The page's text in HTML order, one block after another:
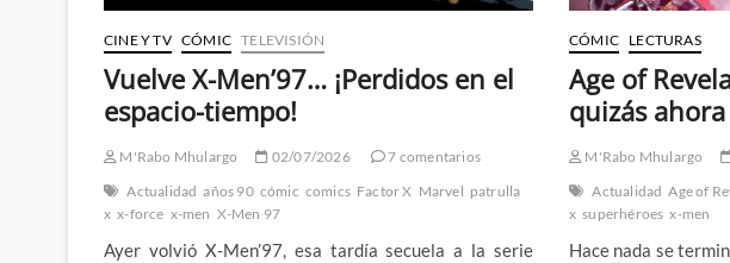
CINE Y TV CÓMIC TELEVISIÓN
Vuelve X-Men’97… ¡Perdidos en el
espacio-tiempo!
M'Rabo Mhulargo 02/07/2026
7 comentarios
Actualidad años 90 cómic comics Factor X Marvel patrulla
x x-force x-men X-Men 97
Ayer volvió X-Men’97, esa tardía secuela a la serie
CÓMIC LECTURAS
Age of
quizás
M'Rabo Mhulargo
Actualidad Age of
x superhéroes x-men
Hace nada se